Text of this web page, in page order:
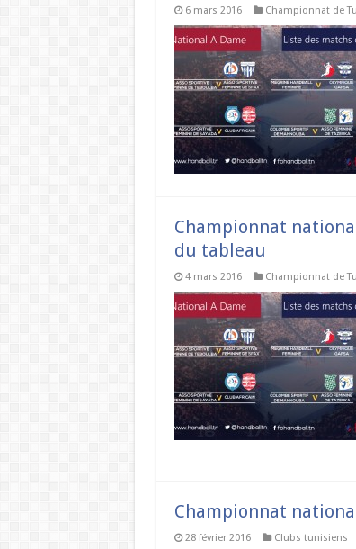
6 mars 2016 Championnat de
Championnat
du tableau
4 mars 2016 Championnat de
Championnat
28 février 2016 Clubs tunisiens